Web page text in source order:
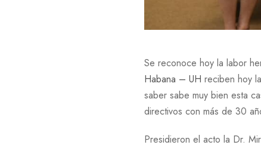
Se reconoce hoy la labor
Habana – UH reciben hoy
saber sabe muy bien esta
directivos con más de 30
Presidieron el acto la Dr.